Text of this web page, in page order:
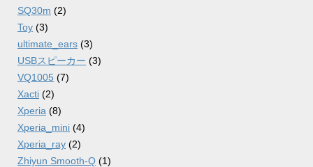
SQ30m (2)
Toy (3)
ultimate_ears (3)
USBスピーカー (3)
VQ1005 (7)
Xacti (2)
Xperia (8)
Xperia_mini (4)
Xperia_ray (2)
Zhiyun Smooth-Q (1)